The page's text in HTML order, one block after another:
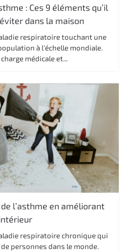
: Ces 9 éléments qu’il
dans la maison
respiratoire touchant une
à l'échelle mondiale.
médicale et...
l’asthme en améliorant
respiratoire chronique qui
personnes dans le monde.